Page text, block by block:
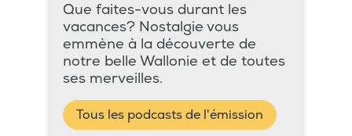
Que faites-vous durant les
vacances? Nostalgie vous
emmène à la découverte de
notre belle Wallonie et de toutes
ses merveilles.
Tous les podcasts de l'émission